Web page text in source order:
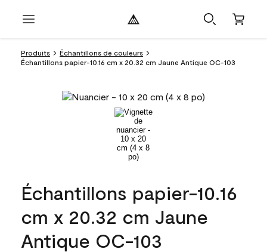
Produits
Échantillons de couleurs
Échantillons papier-10.16 cm x 20.32 cm Jaune Antique OC-103
Échantillons papier-10.16
cm x 20.32 cm Jaune
Antique OC-103